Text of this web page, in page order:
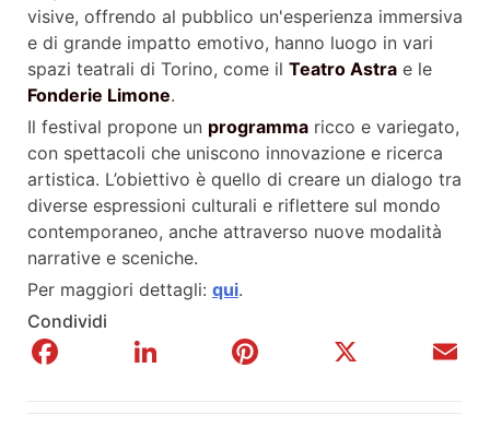
visive, offrendo al pubblico un'esperienza immersiva
e di grande impatto emotivo, hanno luogo in vari
spazi teatrali di Torino, come il Teatro Astra e le
Fonderie Limone.
Il festival propone un programma ricco e variegato,
con spettacoli che uniscono innovazione e ricerca
artistica. L’obiettivo è quello di creare un dialogo tra
diverse espressioni culturali e riflettere sul mondo
contemporaneo, anche attraverso nuove modalità
narrative e sceniche.
Per maggiori dettagli: qui.
Condividi
FacebookLinkedInPinterest